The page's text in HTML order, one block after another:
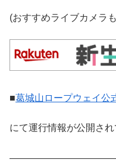
(おすすめライブカメラ
■葛城山ロープウェイ公
にて運行情報が公開され